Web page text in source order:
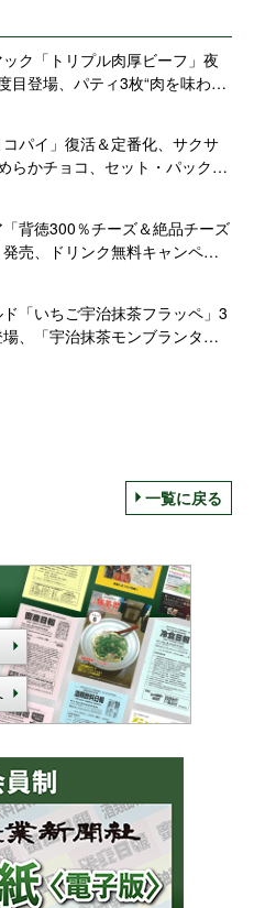
ク「トリプル肉厚ビーフ」夜
目登場、パティ3枚“肉を味わい
パイ」復活＆定番化、サクサ
らかチョコ、セット・パック
背徳300％チーズ＆絶品チーズ
売、ドリンク無料キャンペー
「いちご宇治抹茶フラッペ」3
、「宇治抹茶モンブランタル
一覧に戻る